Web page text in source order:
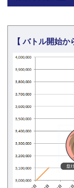
【 バトル開始か